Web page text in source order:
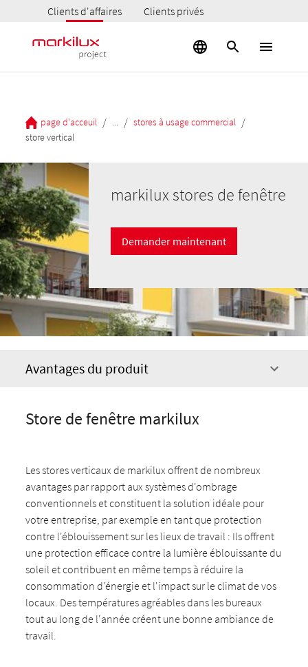
Clients d'affaires Clients privés
page d'acceuil / / stores à usage commercial /
store vertical
markilux stores de fenêtre
Demander maintenant
Avantages du produit
Store de fenêtre markilux
Les stores verticaux de markilux offrent de nombreux
avantages par rapport aux systèmes d'ombrage
conventionnels et constituent la solution idéale pour
votre entreprise, par exemple en tant que protection
contre l'éblouissement sur les lieux de travail : Ils offrent
une protection efficace contre la lumière éblouissante du
soleil et contribuent en même temps à réduire la
consommation d'énergie et l'impact sur le climat de vos
locaux. Des températures agréables dans les bureaux
tout au long de l'année créent une bonne ambiance de
travail.